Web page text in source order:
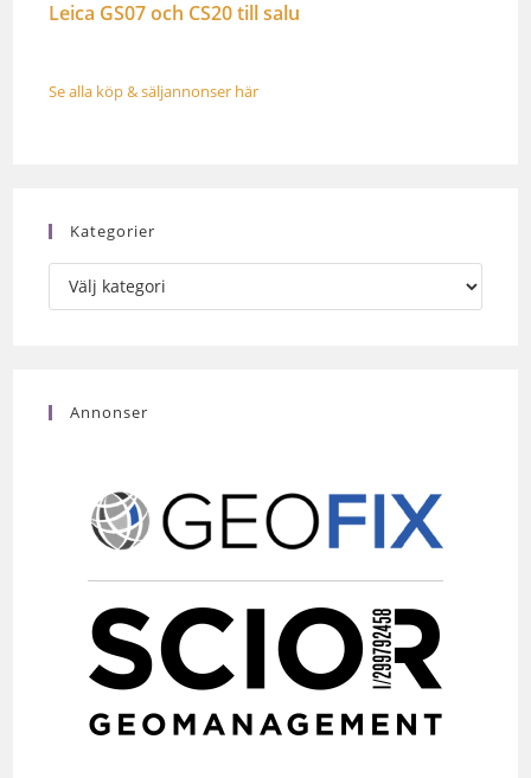
Leica GS07 och CS20 till salu
Se alla köp & säljannonser här
Kategorier
Annonser